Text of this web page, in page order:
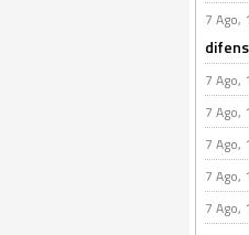
7 Ago,
7 Ago,
7 Ago,
7 Ago,
7 Ago,
7 Ago,